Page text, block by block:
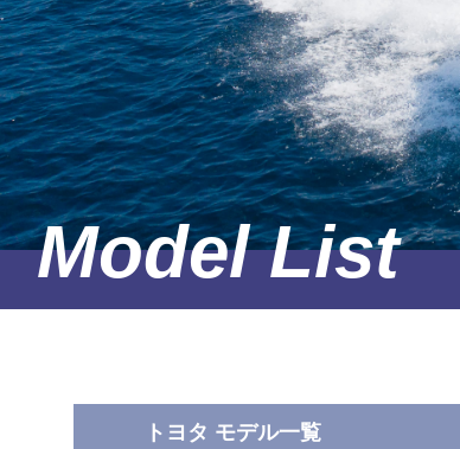
トヨタ モデル一覧